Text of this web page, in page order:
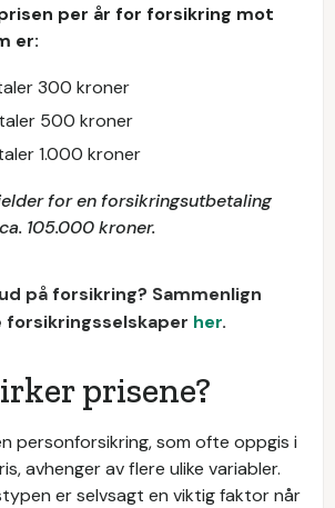
per år for forsikring mot
er:
300 kroner
500 kroner
1.000 kroner
for en forsikringsutbetaling
105.000 kroner.
på forsikring? Sammenlign
her.
prisene?
personforsikring, som ofte oppgis i
avhenger av flere ulike variabler.
er selvsagt en viktig faktor når